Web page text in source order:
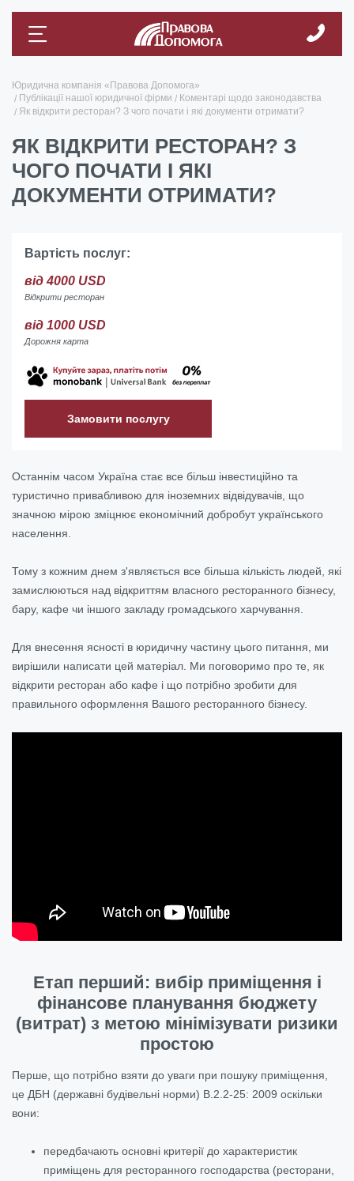
Юридична компанія «Правова Допомога»
Публікації нашої юридичної фірми
Коментарі щодо законодавства
Як відкрити ресторан? З чого почати і які документи отримати?
ЯК ВІДКРИТИ РЕСТОРАН? З
ЧОГО ПОЧАТИ І ЯКІ
ДОКУМЕНТИ ОТРИМАТИ?
Вартість послуг:
від 4000 USD
Відкрити ресторан
від 1000 USD
Дорожня карта
Замовити послугу
Останнім часом Україна стає все більш інвестиційно та
туристично привабливою для іноземних відвідувачів, що
значною мірою зміцнює економічний добробут українського
населення.
Тому з кожним днем з'являється все більша кількість людей, які
замислюються над відкриттям власного ресторанного бізнесу,
бару, кафе чи іншого закладу громадського харчування.
Для внесення ясності в юридичну частину цього питання, ми
вирішили написати цей матеріал. Ми поговоримо про те, як
відкрити ресторан або кафе і що потрібно зробити для
правильного оформлення Вашого ресторанного бізнесу.
Етап перший: вибір приміщення і
фінансове планування бюджету
(витрат) з метою мінімізувати ризики
простою
Перше, що потрібно взяти до уваги при пошуку приміщення,
це ДБН (державні будівельні норми) В.2.2-25: 2009 оскільки
вони:
передбачають основні критерії до характеристик
приміщень для ресторанного господарства (ресторани,